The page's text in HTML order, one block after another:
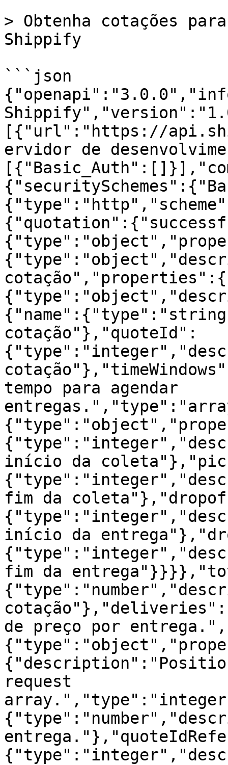
> Obtenha cotações
Shippify
```json
[{"url":"https://
ervidor de
cotação"},"quoteId":
tempo para agendar
início da
fim da
início da
fim da
de preço por
request